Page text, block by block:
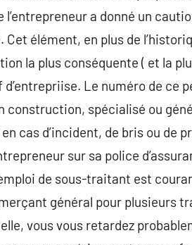
l’entrepreneur a donné un
élément, en plus de
la plus conséquente ( et la
d’entrepriise. Le numéro de
construction, spécialisé ou
cas d’incident, de bris ou de
sur sa police
de sous-traitant est
général pour plusieurs
vous vous retardez